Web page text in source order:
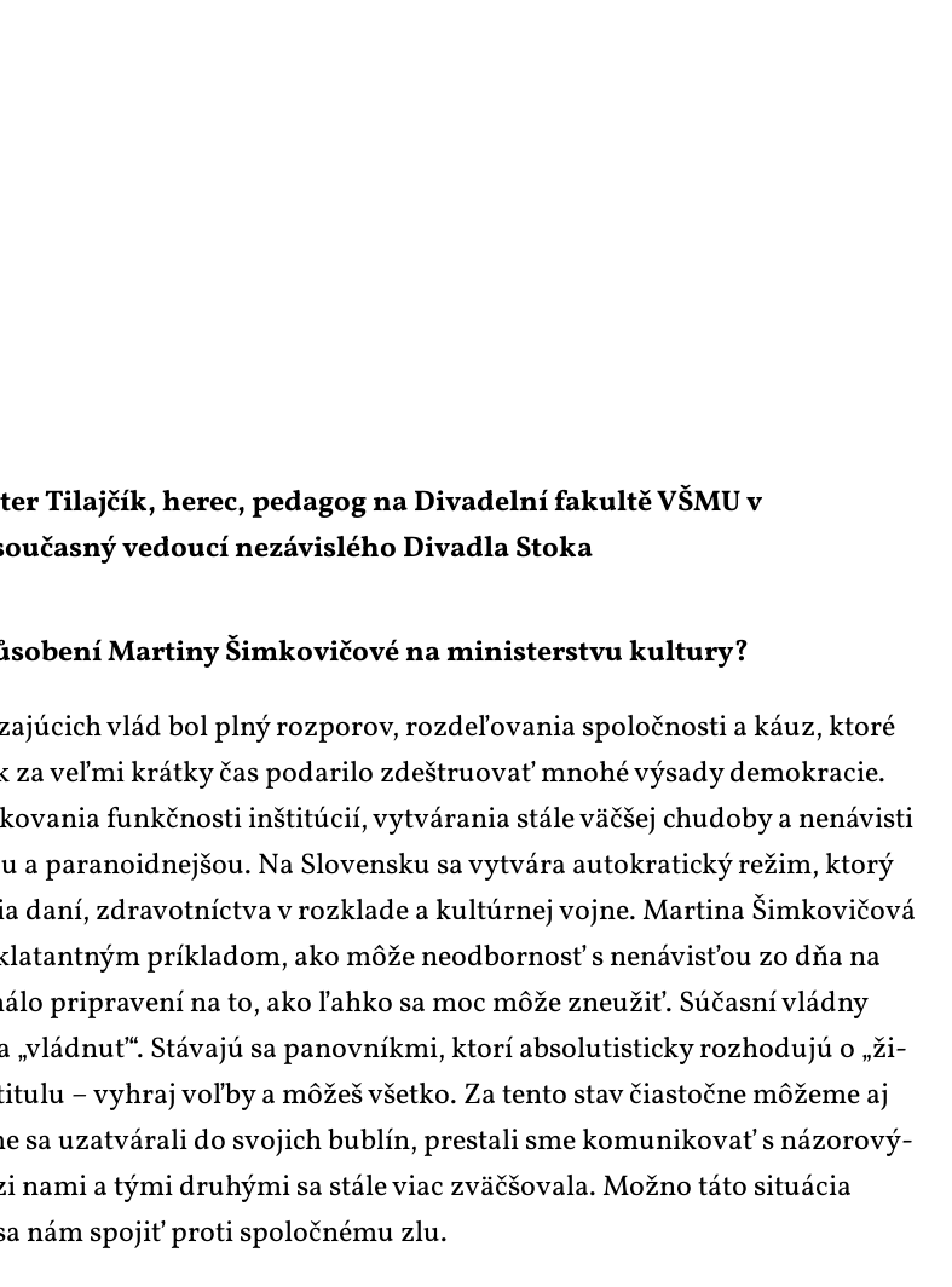
Ti­laj­čík, he­rec, pe­da­gog na Di­va­del­ní fa­kul­tě VŠMU v
ve­dou­cí ne­zá­vis­lé­ho Di­va­dla Sto­ka
Mar­ti­ny Šim­ko­vi­čo­vé na mi­nis­ter­stvu kul­tu­ry?
vlád bol pl­ný roz­po­rov, roz­deľo­va­nia spo­loč­nos­ti a káuz, kto­ré
za veľ­mi krát­ky čas po­da­ri­lo zdeštru­o­vať mno­hé vý­sa­dy de­mo­kra­cie.
funkč­nos­ti in­šti­t­úcií, vy­tvá­ra­nia stá­le väč­šej chu­do­by a ne­ná­vis­ti
a pa­ra­no­id­nej­šou. Na Slo­ven­sku sa vy­tvá­ra au­to­kra­tic­ký re­žim, kto­rý
da­ní, zdra­vot­níc­tva v roz­kla­de a kul­t­úr­nej voj­ne. Mar­ti­na Šim­ko­vi­čo­vá
prí­kla­dom, ako mô­že ne­od­bor­nosť s ne­ná­vis­ťou zo dňa na
pri­pra­ve­ní na to, ako ľah­ko sa moc mô­že zne­u­žiť. Súčas­ní vlád­ny
Stá­vajú sa pa­nov­níkmi, ktorí ab­so­lu­tis­tic­ky roz­ho­dujú o „ži­
– vy­hraj voľ­by a mô­žeš všet­ko. Za ten­to stav či­astočne mô­že­me aj
sa uza­tvá­ra­li do svo­jich bublín, presta­li sme ko­mu­ni­ko­vať s ná­zo­ro­vý­
a tý­mi dru­hý­mi sa stá­le vi­ac zväč­šo­va­la. Mož­no tá­to si­tu­á­cia
nám spo­jiť pro­ti spo­loč­né­mu zlu.